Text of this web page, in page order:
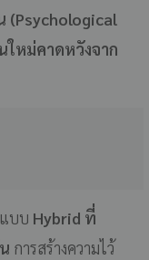
(Psychological
หม่คาดหวังจาก
บบ Hybrid ที่
การสร้างความไว้